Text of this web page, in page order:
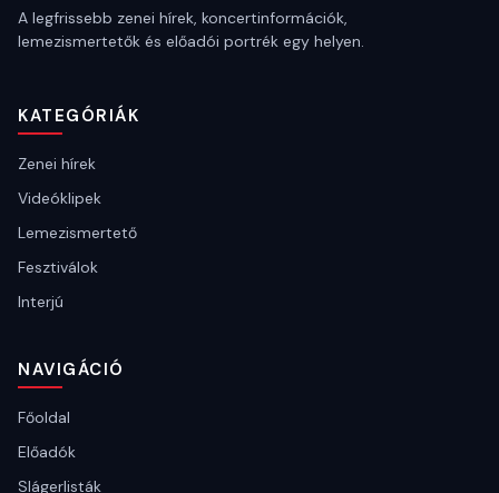
A legfrissebb zenei hírek, koncertinformációk,
lemezismertetők és előadói portrék egy helyen.
KATEGÓRIÁK
Zenei hírek
Videóklipek
Lemezismertető
Fesztiválok
Interjú
NAVIGÁCIÓ
Főoldal
Előadók
Slágerlisták